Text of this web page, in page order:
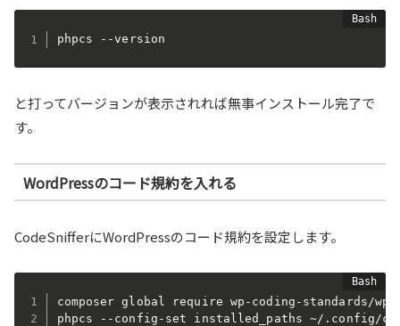
phpcs --version
と打ってバージョンが表示されれば無事インストール完了で
す。
WordPressのコード規約を入れる
CodeSnifferにWordPressのコード規約を設定します。
composer global require wp-coding-standards/
phpcs --config-set installed_paths ~/.config/